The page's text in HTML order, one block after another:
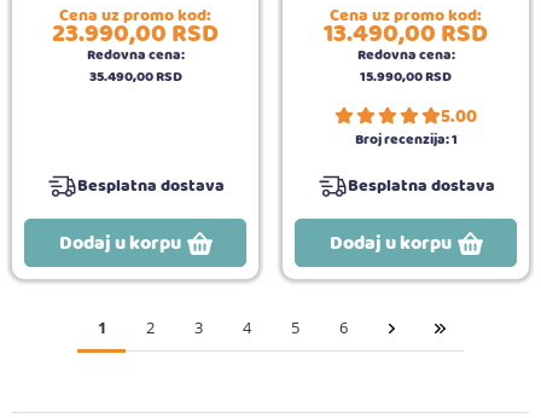
Cena uz promo kod:
23.990,00RSD
Redovna cena:
35.490,00RSD
Besplatna dostava
Dodaj u korpu
Cena uz promo kod:
13.490,00RSD
Redovna cena:
15.990,00RSD
5.00
Broj recenzija:1
Besplatna dostava
Dodaj u korpu
1 2 3 4 5 6